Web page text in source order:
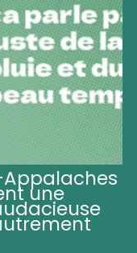
Appalaches
une